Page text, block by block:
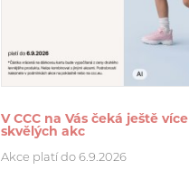
V CCC na Vás čeká ještě více
skvělých akc
Akce platí do 6.9.2026